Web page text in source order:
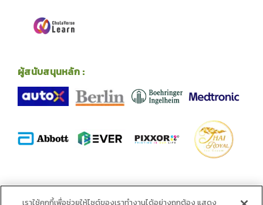
ผู้สนับสนุนหลัก :
พันธมิตร :
เราใช้คุกกี้เพื่อช่วยให้ไซต์ของเราทำงานได้อย่างถูกต้อง แสดง